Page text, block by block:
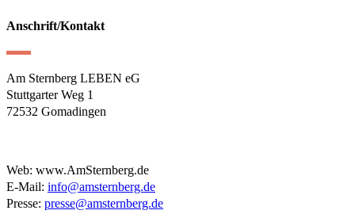
Anschrift/Kontakt
Am Sternberg LEBEN eG
Stuttgarter Weg 1
72532 Gomadingen
Web: www.AmSternberg.de
E-Mail: info@amsternberg.de
Presse: presse@amsternberg.de